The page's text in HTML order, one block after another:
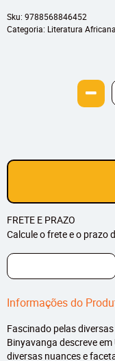
Sku: 9788568846452
Categoria: Literatura Africana
FRETE E PRAZO
Calcule o frete e o prazo
Informações do
Fascinado pelas
Binyavanga descreve
diversas nuances e